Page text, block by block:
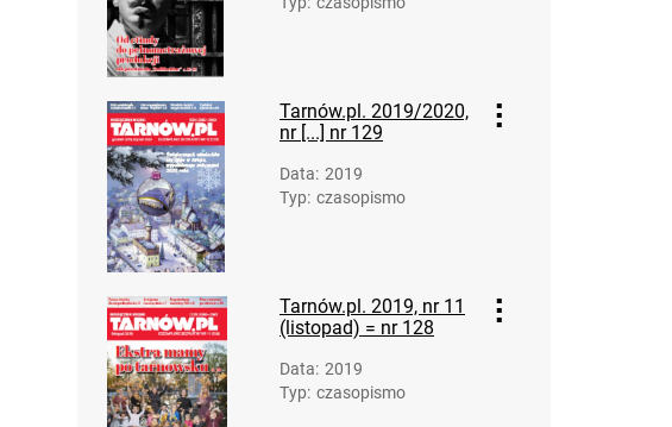
Tarnów.pl. 2019/2020,
nr [...] nr 129
Data: 2019
Typ: czasopismo
Tarnów.pl. 2019, nr 11
(listopad) = nr 128
Data: 2019
Typ: czasopismo